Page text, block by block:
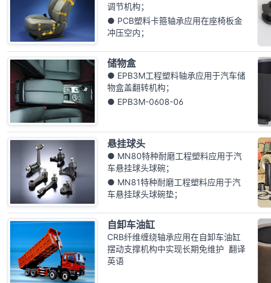
调节机构；
● PCB塑料卡箍轴承应用在座椅板金
冲压空内；
储物盒
● EPB3M工程塑料轴承应用于汽车储
物盒盖翻转机构；
● EPB3M-0608-06
悬挂球头
● MN80特种耐磨工程塑料应用于汽
车悬挂球头球碗；
● MN81特种耐磨工程塑料应用于汽
车悬挂球头球碗垫；
自卸车油缸
CRB纤维缠绕轴承应用在自卸车油缸
摆动支撑机构中实现长期免维护 翻译
英语